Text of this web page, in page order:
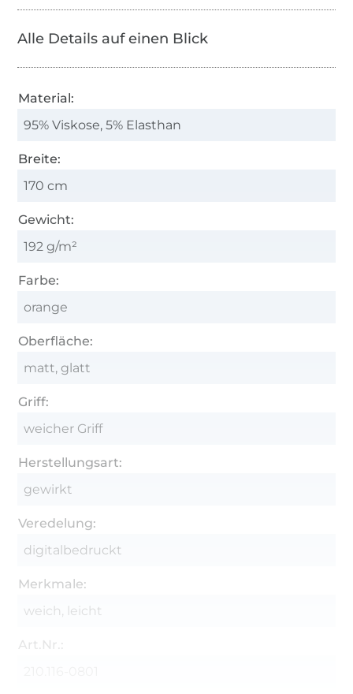
Alle Details auf einen Blick
Material:
95% Viskose, 5% Elasthan
Breite:
170 cm
Gewicht:
192 g/m²
Farbe:
orange
Oberfläche:
matt, glatt
Griff:
weicher Griff
Herstellungsart:
gewirkt
Veredelung:
digitalbedruckt
Merkmale:
weich, leicht
Art.Nr.: